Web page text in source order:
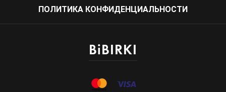
ПОЛИТИКА КОНФИДЕНЦИАЛЬНОСТИ
BiBIRKI